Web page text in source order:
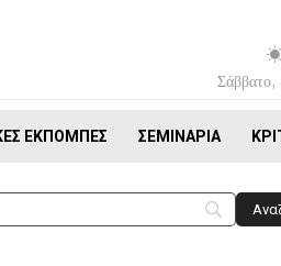
ΕΚΠΟΜΠΈΣ ΣΕΜΙΝΆΡΙΑ